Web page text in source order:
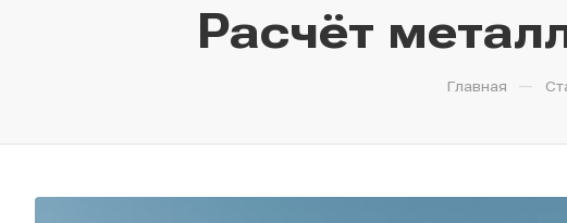
Расчёт
Главная —